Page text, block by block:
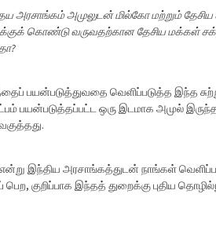
அரசாங்கம் அமுலுடன் மில்கோ மற்றும்
கொண்டு வருவதற்கான தேசிய மக்கள்
பயன்படுத்துவதை வெளிப்படுத்த இந்த
பயன்படுத்தப்பட்ட ஒரு இடமாக அமுல்
என்று இந்திய அரசாங்கத்துடன் நாங்கள்
குறிப்பாக இந்தத் துறைக்கு புதிய